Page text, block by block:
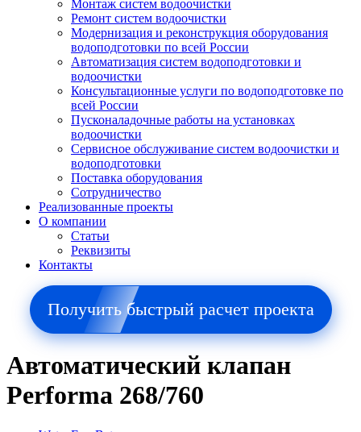
Монтаж систем водоочистки
Ремонт систем водоочистки
Модернизация и реконструкция оборудования
водоподготовки по всей России
Автоматизация систем водоподготовки и
водоочистки
Консультационные услуги по водоподготовке по
всей России
Пусконаладочные работы на установках
водоочистки
Сервисное обслуживание систем водоочистки и
водоподготовки
Поставка оборудования
Сотрудничество
Реализованные проекты
О компании
Cтатьи
Реквизиты
Контакты
Получить быстрый расчет проекта
Автоматический клапан
Performa 268/760